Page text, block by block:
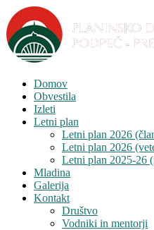
Domov
Obvestila
Izleti
Letni plan
Letni plan 2026
Letni plan 2026
Letni plan 2025-26
Mladina
Galerija
Kontakt
Društvo
Vodniki in mentorji